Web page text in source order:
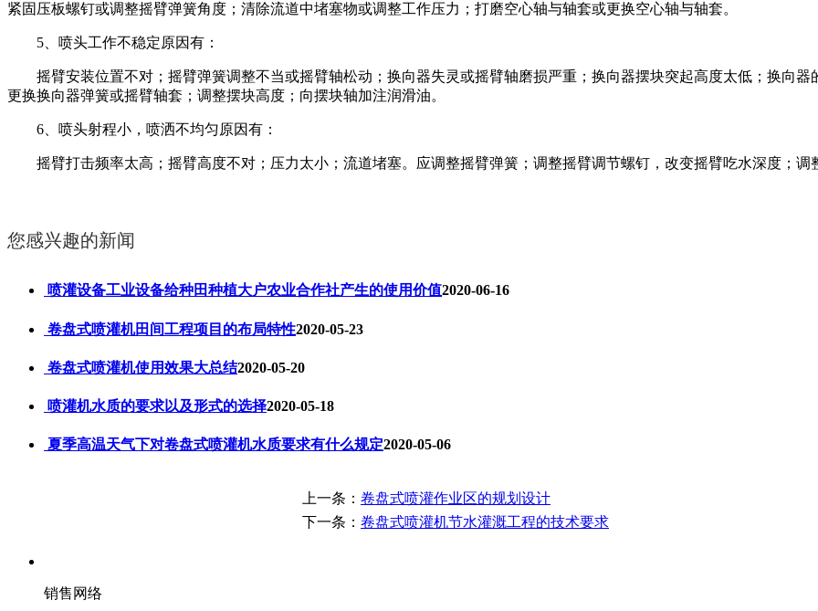
紧固压板螺钉或调整摇臂弹簧角度；清除流道中堵塞物或调整工作压力；打磨空心轴与轴套或更换空心轴与轴套。
5、喷头工作不稳定原因有：
摇臂安装位置不对；摇臂弹簧调整不当或摇臂轴松动；换向器失灵或摇臂轴磨损严重；换向器摆块突起高度太低；换向
更换换向器弹簧或摇臂轴套；调整摆块高度；向摆块轴加注润滑油。
6、喷头射程小，喷洒不均匀原因有：
摇臂打击频率太高；摇臂高度不对；压力太小；流道堵塞。应调整摇臂弹簧；调整摇臂调节螺钉，改变摇臂吃水深度；
您感兴趣的新闻
喷灌设备工业设备给种田种植大户农业合作社产生的使用价值2020-06-16
卷盘式喷灌机田间工程项目的布局特性2020-05-23
卷盘式喷灌机使用效果大总结2020-05-20
喷灌机水质的要求以及形式的选择2020-05-18
夏季高温天气下对卷盘式喷灌机水质要求有什么规定2020-05-06
上一条： 卷盘式喷灌作业区的规划设计
下一条： 卷盘式喷灌机节水灌溉工程的技术要求
销售网络